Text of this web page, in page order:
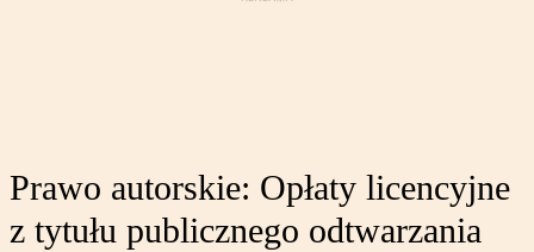
Prawo autorskie: Opłaty licencyjne
z tytułu publicznego odtwarzania